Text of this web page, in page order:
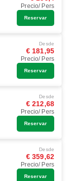
Precio/ Pers
Reservar
Desde
€ 181,95
Precio/ Pers
Reservar
Desde
€ 212,68
Precio/ Pers
Reservar
Desde
€ 359,62
Precio/ Pers
Reservar